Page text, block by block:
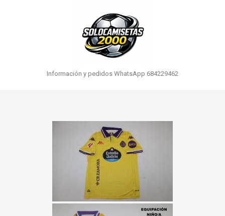
Información y pedidos WhatsApp 684229462